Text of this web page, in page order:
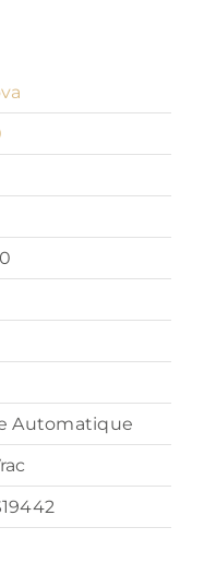
Automatique